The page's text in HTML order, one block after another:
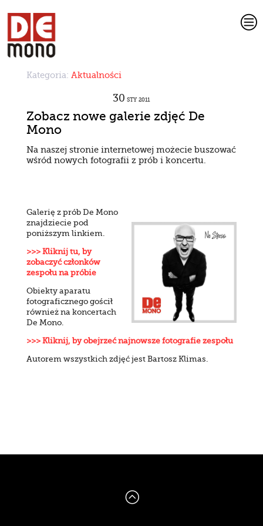
c
Kategoria: Aktualności
30 STY 2011
Zobacz nowe galerie zdjęć De
Mono
Na naszej stronie internetowej możecie buszować
wśród nowych fotografii z prób i koncertu.
Galerię z prób De Mono
znajdziecie pod
poniższym linkiem.
>>> Kliknij tu, by
zobaczyć członków
zespołu na próbie
Obiekty aparatu
fotograficznego gościł
również na koncertach
De Mono.
>>> Kliknij, by obejrzeć najnowsze fotografie zespołu
Autorem wszystkich zdjęć jest Bartosz Klimas.
: